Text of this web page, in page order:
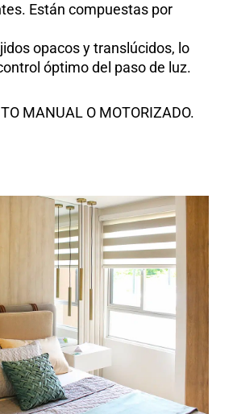
Están compuestas por
opacos y translúcidos, lo
óptimo del paso de luz.
MANUAL O MOTORIZADO.